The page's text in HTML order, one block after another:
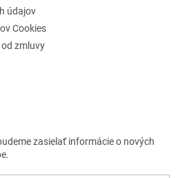
údajov
Cookies
zmluvy
zasielať informácie o nových